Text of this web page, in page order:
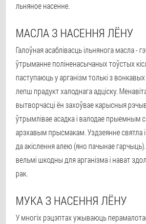
льняное насенне.
МАСЛА З НАСЕННЯ ЛЁНУ
Галоўная асаблівасць ільнянога масла -
ўтрыманне поліненасычаных тоўстых
паступаюць у арганізм толькі з
лепш прадукт халоднага адціску.
вытворчасці ён захоўвае карысныя
ўтрымлівае асадка і валодае прыемным
арэхавым прысмакам. Уздзеянне святла
да акіслення алею (яно пачынае гарчыць).
вельмі шкодны для арганізма і нават
рак.
МУКА З НАСЕННЯ ЛЁНУ
У многіх рэцэптах ужываюць